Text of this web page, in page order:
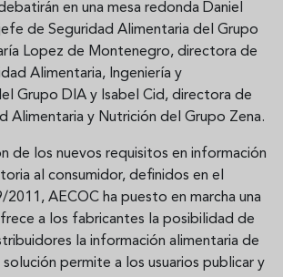
en una mesa redonda Daniel
de Seguridad Alimentaria del Grupo
Lopez de Montenegro, directora de
Alimentaria, Ingeniería y
Grupo DIA y Isabel Cid, directora de
Alimentaria y Nutrición del Grupo Zena.
de los nuevos requisitos en información
al consumidor, definidos en el
2011, AECOC ha puesto en marcha una
a los fabricantes la posibilidad de
la información alimentaria de
permite a los usuarios publicar y